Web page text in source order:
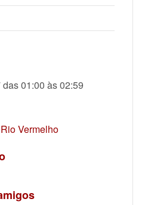
01:00 às 02:59
Vermelho